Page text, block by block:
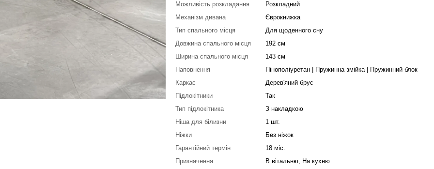
Можливість розкладання
Розкладний
Механізм дивана
Єврокнижка
Тип спального місця
Для щоденного сну
Довжина спального місця
192 см
Ширина спального місця
143 см
Наповнення
Пінополіуретан | Пружинна змійка | Пружинний блок
Каркас
Дерев'яний брус
Підлокітники
Так
Тип підлокітника
З накладкою
Ніша для білизни
1 шт.
Ніжки
Без ніжок
Гарантійний термін
18 міс.
Призначення
В вітальню, На кухню